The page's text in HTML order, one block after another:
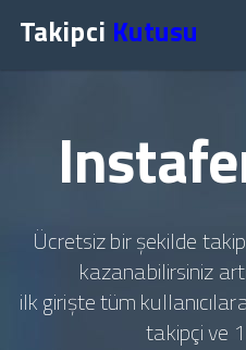
Takipci Kutusu
Ücretsiz bir şekilde
kazanabilirsiniz
ilk girişte tüm
takipçi ve